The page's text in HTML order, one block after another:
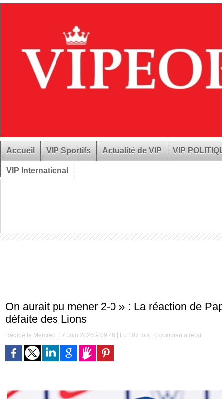
Accueil VIP Sportifs Actualité de VIP VIP
VIP International
On aurait pu mener 2-0 » : La réaction de
défaite des Lions
Rédigé le Mercredi 17 Juin 2026 à 09:46 | Lu 107 fois |0 commentaire(s)